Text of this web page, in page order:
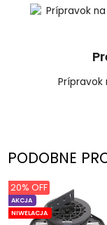
PODOBNE
AKCJA
NIWELACJA
20% OFF